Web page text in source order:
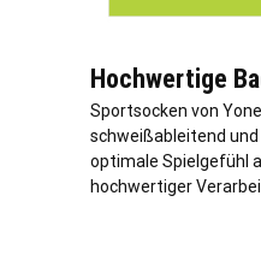
Hochwertige
Sportsocken von
schweißableitend
optimale Spielgefühl
hochwertiger